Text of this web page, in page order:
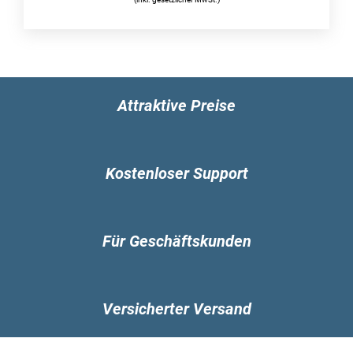
Benutzer zusätzliche Informationen benötigen,
Rechnung, treffen Sie mit dem Kauf einer Lizenz
für WISO EÜR & Kasse 2023 definitiv eine
Format. Ganz einfach herunterladen, auf Ihrem
Programms.
Attraktive Preise
Kostenloser Support
Für Geschäftskunden
Versicherter Versand